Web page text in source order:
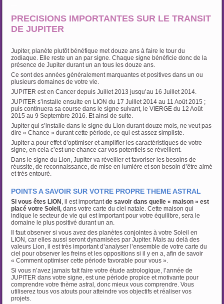
PRECISIONS IMPORTANTES SUR LE TRANSIT
DE JUPITER
Jupiter, planète plutôt bénéfique met douze ans à faire le tour du
zodiaque. Elle reste un an par signe. Chaque signe bénéficie donc de la
présence de Jupiter durant un an tous les douze ans.
Ce sont des années généralement marquantes et positives dans un ou
plusieurs domaines de votre vie.
JUPITER est en Cancer depuis Juillet 2013 jusqu’au 16 Juillet 2014.
JUPITER s’installe ensuite en LION du 17 Juillet 2014 au 11 Août 2015 ;
puis continuera sa course dans le signe suivant, le VIERGE du 12 Août
2015 au 9 Septembre 2016. Et ainsi de suite.
Jupiter qui s’installe dans le signe du Lion durant douze mois, ne veut pas
dire « Chance » durant cette période, ce qui est assez simpliste.
Jupiter a pour effet d’optimiser et amplifier les caractéristiques de votre
signe, en cela c’est une chance car vos potentiels se réveillent.
Dans le signe du Lion, Jupiter va réveiller et favoriser les besoins de
réussite, de reconnaissance, de mise en lumière et son besoin d’être aimé
et très entouré.
POINTS A SAVOIR SUR VOTRE PROPRE THEME ASTRAL
Si vous êtes LION , il est importantde savoir dans quelle « maison » est
placé votre Soleil, dans votre carte du ciel natale. Cette maison qui
indique le secteur de vie qui est important pour votre équilibre, sera le
domaine le plus positivé durant un an.
Il faut observer si vous avez des planètes conjointes à votre Soleil en
LION, car elles aussi seront dynamisées par Jupiter. Mais au delà des
valeurs Lion, il est très important d’analyser l’ensemble de votre carte du
ciel pour observer les freins et les oppositions si il y en a, afin de savoir
« Comment optimiser cette période favorable pour vous ».
Si vous n’avez jamais fait faire votre étude astrologique, l’année de
JUPITER dans votre signe, est une période propice et motivante pour
comprendre votre thème astral, donc mieux vous comprendre. Vous
utiliserez tous vos atouts pour atteindre vos objectifs et réaliser vos
projets.